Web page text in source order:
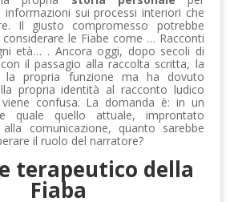
informazioni sui processi interiori che
Il giusto compromesso potrebbe
le Fiabe come … Racconti
età… . Ancora oggi, dopo secoli di
il passagio alla raccolta scritta, la
la propria funzione ma ha dovuto
propria identità al racconto ludico
confusa. La domanda è: in un
quale quello attuale, improntato
alla comunicazione, quanto sarebbe
il ruolo del narratore?
terapeutico della
Fiaba